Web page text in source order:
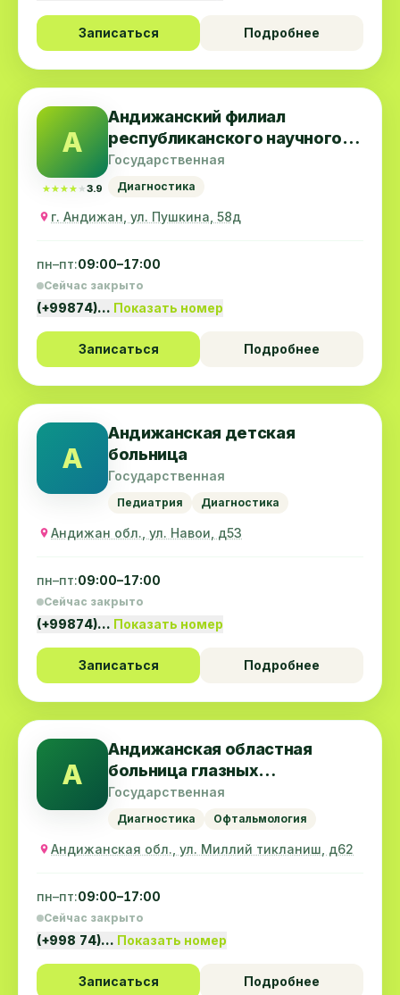
Записаться Подробнее
А
★★★★★
★★★★★3.9
Андижанский филиал
республиканского научного
центра экстренной
медицинской помощи
Государственная
Диагностика
г. Андижан, ул. Пушкина, 58д
пн–пт:09:00–17:00
Сейчас закрыто
(+99874)… Показать номер
Записаться Подробнее
А
Андижанская детская
больница
Государственная
Педиатрия Диагностика
Андижан обл., ул. Навои, д53
пн–пт:09:00–17:00
Сейчас закрыто
(+99874)… Показать номер
Записаться Подробнее
А
Андижанская областная
больница глазных
заболеваний
Государственная
Диагностика Офтальмология
Андижанская обл., ул. Миллий тикланиш, д62
пн–пт:09:00–17:00
Сейчас закрыто
(+998 74)… Показать номер
Записаться Подробнее